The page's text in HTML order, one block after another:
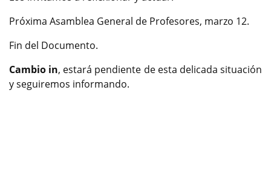
Próxima Asamblea General de Profesores, marzo 12.
Fin del Documento.
Cambio in, estará pendiente de esta delicada situación
y seguiremos informando.